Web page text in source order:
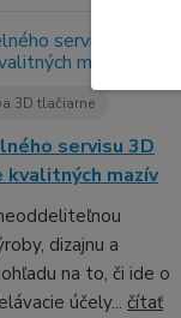
3D tlačiarne
servisu 3D
mazív
dizajnu a
na to, či ide o
účely... čítať